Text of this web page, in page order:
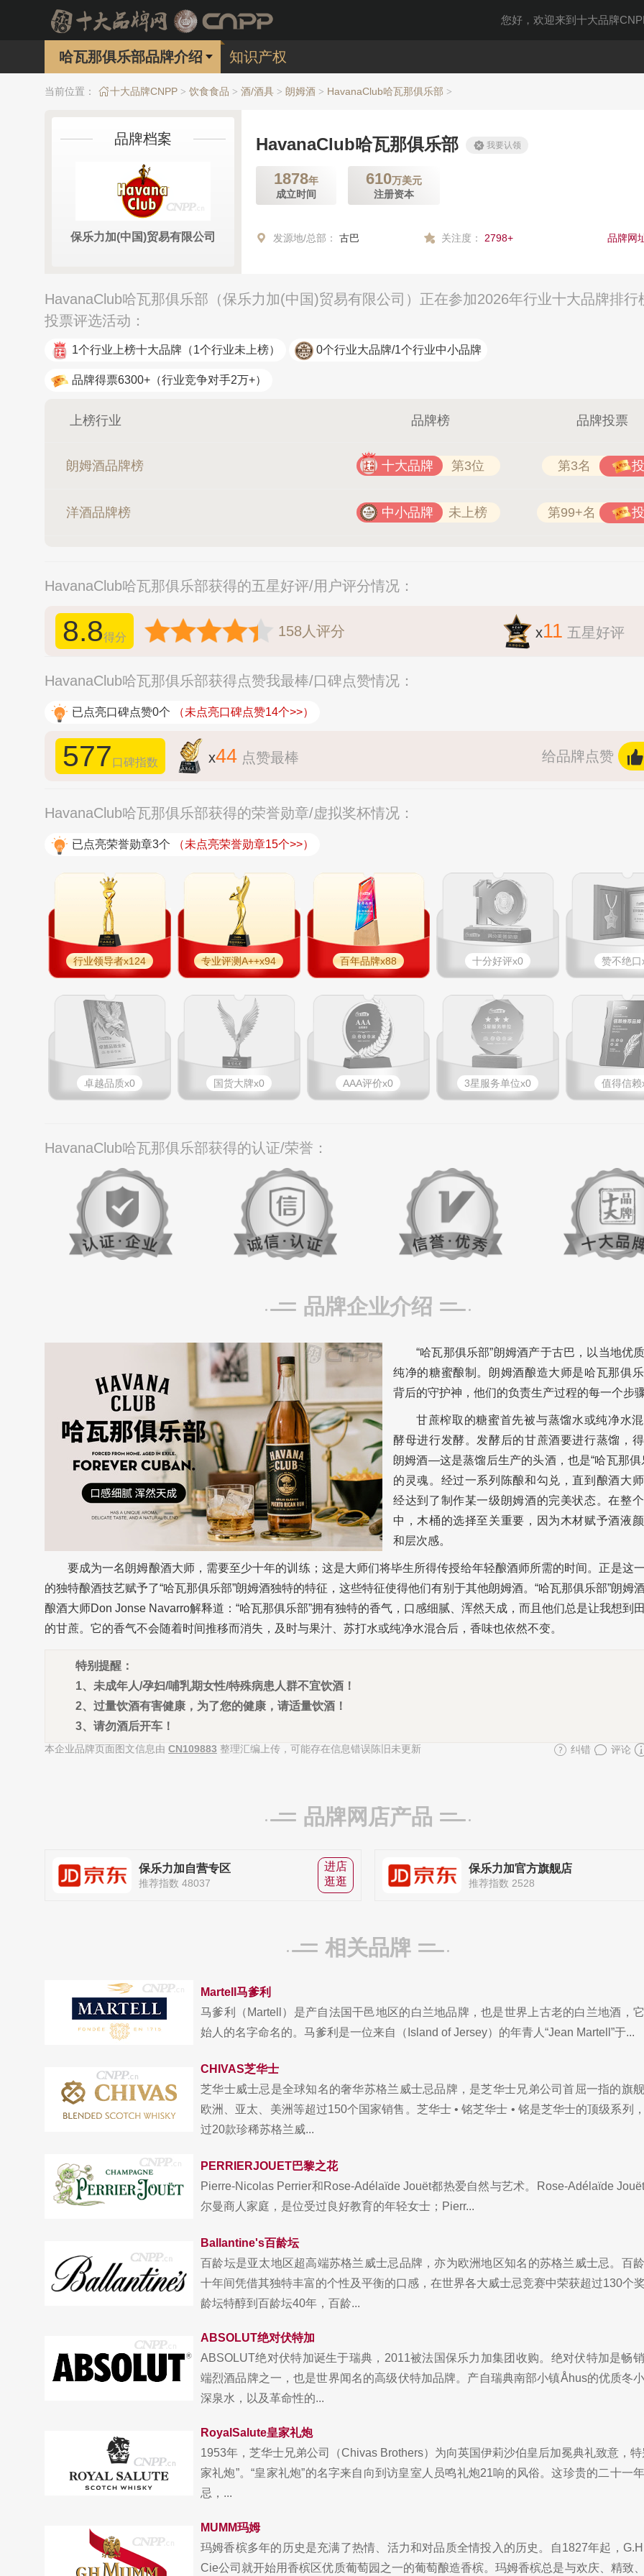
您好，欢迎来到十大品牌
哈瓦那俱乐部品牌介绍 知识产权
当前位置： 十大品牌CNPP > 饮食食品 > 酒/酒具 > 朗姆酒 > HavanaClub哈瓦那俱乐部 >
品牌档案
保乐力加(中国)贸易有限公司
HavanaClub哈瓦那俱乐部 我要认领
1878年
成立时间
610万美元
注册资本
发源地/总部： 古巴 关注度： 2798+ 品牌网
HavanaClub哈瓦那俱乐部（保乐力加(中国)贸易有限公司）正在参加2026年行业十大品牌排行
投票评选活动：
1个行业上榜十大品牌 （1个行业未上榜） 0个行业大品牌/1个行业中小品牌
品牌得票6300+ （行业竞争对手2万+）
上榜行业 品牌榜 品牌投票
朗姆酒品牌榜 十大品牌 第3位 第3名
洋酒品牌榜 中小品牌 未上榜 第99+名
HavanaClub哈瓦那俱乐部获得的五星好评/用户评分情况：
8.8得分 158人评分 x11 五星好评
HavanaClub哈瓦那俱乐部获得点赞我最棒/口碑点赞情况：
已点亮口碑点赞0个 （未点亮口碑点赞14个>>）
577口碑指数 x44 点赞最棒 给品牌点赞
HavanaClub哈瓦那俱乐部获得的荣誉勋章/虚拟奖杯情况：
已点亮荣誉勋章3个 （未点亮荣誉勋章15个>>）
行业领导者x124 专业​评测A++x94 百年品牌x88 十分好评x0 赞不绝口
卓越品质x0 国货大牌x0 AAA评价x0 3星服务单位x0 值得信赖
HavanaClub哈瓦那俱乐部获得的认证/荣誉：
品牌企业介绍
“哈瓦那俱乐部”朗姆酒产于古巴，以当地优
纯净的糖蜜酿制。朗姆酒酿造大师是哈瓦那俱
背后的守护神，他们的负责生产过程的每一个步
甘蔗榨取的糖蜜首先被与蒸馏水或纯净水
酵母进行发酵。发酵后的甘蔗酒要进行蒸馏，
朗姆酒—这是蒸馏后生产的头酒，也是“哈瓦那俱
的灵魂。经过一系列陈酿和勾兑，直到酿酒大
经达到了制作某一级朗姆酒的完美状态。在整
中，木桶的选择至关重要，因为木材赋予酒液
和层次感。
要成为一名朗姆酿酒大师，需要至少十年的训练；这是大师们将毕生所得传授给年轻酿酒师所需的时间。正是这
的独特酿酒技艺赋予了“哈瓦那俱乐部”朗姆酒独特的特征，这些特征使得他们有别于其他朗姆酒。“哈瓦那俱乐部”朗姆
酿酒大师Don Jonse Navarro解释道：“哈瓦那俱乐部”拥有独特的香气，口感细腻、浑然天成，而且他们总是让我想到
的甘蔗。它的香气不会随着时间推移而消失，及时与果汁、苏打水或纯净水混合后，香味也依然不变。
特别提醒：
1、未成年人/孕妇/哺乳期女性/特殊病患人群不宜饮酒！
2、过量饮酒有害健康，为了您的健康，请适量饮酒！
3、请勿酒后开车！
本企业品牌页面图文信息由 CN109883 整理汇编上传，可能存在信息错误陈旧未更新 纠错 评论
品牌网店产品
保乐力加自营专区
推荐指数 48037
进店
逛逛
保乐力加官方旗舰店
推荐指数 2528
相关品牌
Martell马爹利
马爹利（Martell）是产自法国干邑地区的白兰地品牌，也是世界上古老的白兰地酒，
始人的名字命名的。马爹利是一位来自（Island of Jersey）的年青人“Jean Martell”于...
CHIVAS芝华士
芝华士威士忌是全球知名的奢华苏格兰威士忌品牌，是芝华士兄弟公司首屈一指的旗
欧洲、亚太、美洲等超过150个国家销售。芝华士 • 铭芝华士 • 铭是芝华士的顶级系列
过20款珍稀苏格兰威...
PERRIERJOUET巴黎之花
Pierre-Nicolas Perrier和Rose-Adélaïde Jouët都热爱自然与艺术。Rose-Adélaïde
尔曼商人家庭，是位受过良好教育的年轻女士；Pierr...
Ballantine's百龄坛
百龄坛是亚太地区超高端苏格兰威士忌品牌，亦为欧洲地区知名的苏格兰威士忌。百
十年间凭借其独特丰富的个性及平衡的口感，在世界各大威士忌竞赛中荣获超过130个
龄坛特醇到百龄坛40年，百龄...
ABSOLUT绝对伏特加
ABSOLUT绝对伏特加诞生于瑞典，2011被法国保乐力加集团收购。绝对伏特加是畅
端烈酒品牌之一，也是世界闻名的高级伏特加品牌。产自瑞典南部小镇Åhus的优质冬
深泉水，以及革命性的...
RoyalSalute皇家礼炮
1953年，芝华士兄弟公司（Chivas Brothers）为向英国伊莉沙伯皇后加冕典礼致意，特
家礼炮”。“皇家礼炮”的名字来自向到访皇室人员鸣礼炮21响的风俗。这珍贵的二十一
忌，...
MUMM玛姆
玛姆香槟多年的历史是充满了热情、活力和对品质全情投入的历史。自1827年起，
Cie公司就开始用香槟区优质葡萄园之一的葡萄酿造香槟。玛姆香槟总是与欢庆、精致